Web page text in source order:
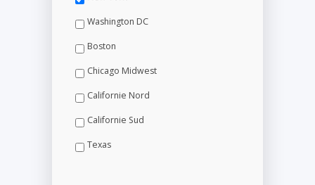
Washington DC
Boston
Chicago Midwest
Californie Nord
Californie Sud
Texas